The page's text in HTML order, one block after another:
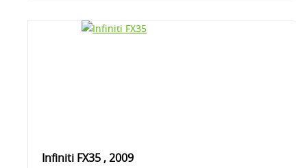
Infiniti FX35 , 2009